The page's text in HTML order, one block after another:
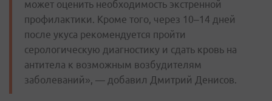
может оценить необходимость экстренной
профилактики. Кроме того, через 10–14 дней
после укуса рекомендуется пройти
серологическую диагностику и сдать кровь на
антитела к возможным возбудителям
заболеваний», — добавил Дмитрий Денисов.